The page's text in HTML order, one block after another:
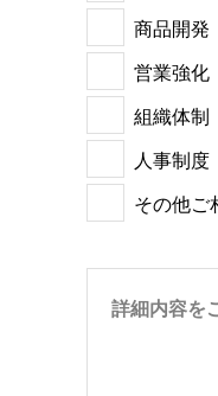
商品開発
営業強化
組織体制
人事制度
その他ご